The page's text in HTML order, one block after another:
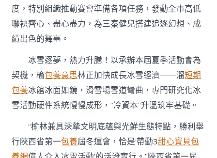
度，特別組織推動賽會準備各項任務，發動全市高低
聯袂齊心、盡心盡力，為三秦健兒搭建追逐幻想、成
績出色的舞臺。
冰雪逐夢，熱力升騰！以承辦本屆夏季活動會為
契機，榆包養意思林正加快成長冰雪經濟——溜短期
包養冰館冰面如鏡，滑雪場雪道彎曲，專門研究化冰
雪活動硬件系統慢慢成形，“冷資本”升溫筑牢基礎。
“榆林兼具深摯文明底蘊與光鮮生態特點，勝利舉
行陜西省第一包養屆冬運會，恰是‘帶動3甜心寶貝包